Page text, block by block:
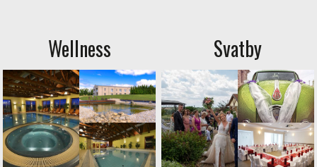
Wellness Svatby